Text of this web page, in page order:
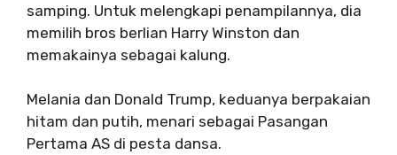
samping. Untuk melengkapi penampilannya, dia
memilih bros berlian Harry Winston dan
memakainya sebagai kalung.
Melania dan Donald Trump, keduanya berpakaian
hitam dan putih, menari sebagai Pasangan
Pertama AS di pesta dansa.